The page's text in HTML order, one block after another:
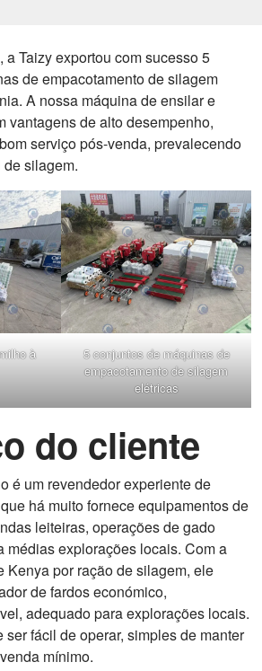
a Taizy exportou com sucesso 5
de empacotamento de silagem
A nossa máquina de ensilar e
vantagens de alto desempenho,
serviço pós-venda, prevalecendo
silagem.
à
5 conjuntos de máquinas de
empacotamento de silagem
elétricas
do cliente
é um revendedor experiente de
há muito fornece equipamentos de
leiteiras, operações de gado
médias explorações locais. Com a
Kenya por ração de silagem, ele
de fardos económico,
adequado para explorações locais.
fácil de operar, simples de manter
mínimo.